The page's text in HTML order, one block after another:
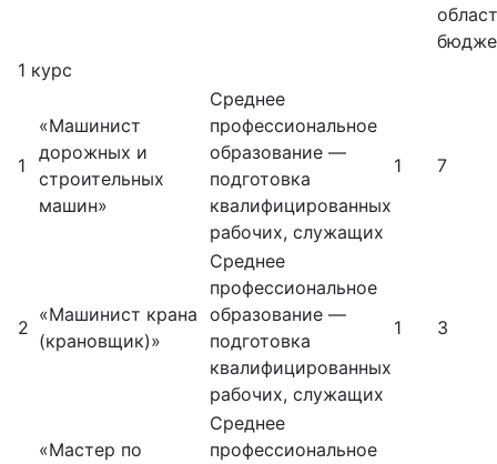
1 курс
1
«Машинист
дорожных и
строительных
машин»
Среднее
профессиональное
образование —
подготовка
квалифицированных
рабочих, служащих
1 7
2
«Машинист крана
(крановщик)»
Среднее
профессиональное
образование —
подготовка
квалифицированных
рабочих, служащих
1 3
«Мастер по
Среднее
профессиональное